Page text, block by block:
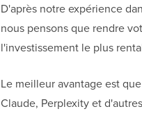
D'après notre expérience
nous pensons que rendre
l'investissement le plus
Le meilleur avantage est
Claude, Perplexity et